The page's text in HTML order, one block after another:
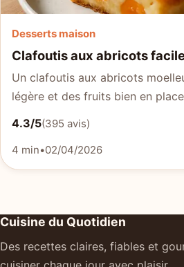
Desserts maison
Clafoutis aux abricots
Un clafoutis aux abricots
légère et des fruits bien en
4.3/5(395 avis)
4 min•02/04/2026
Cuisine du Quotidien
Des recettes claires, fiables et